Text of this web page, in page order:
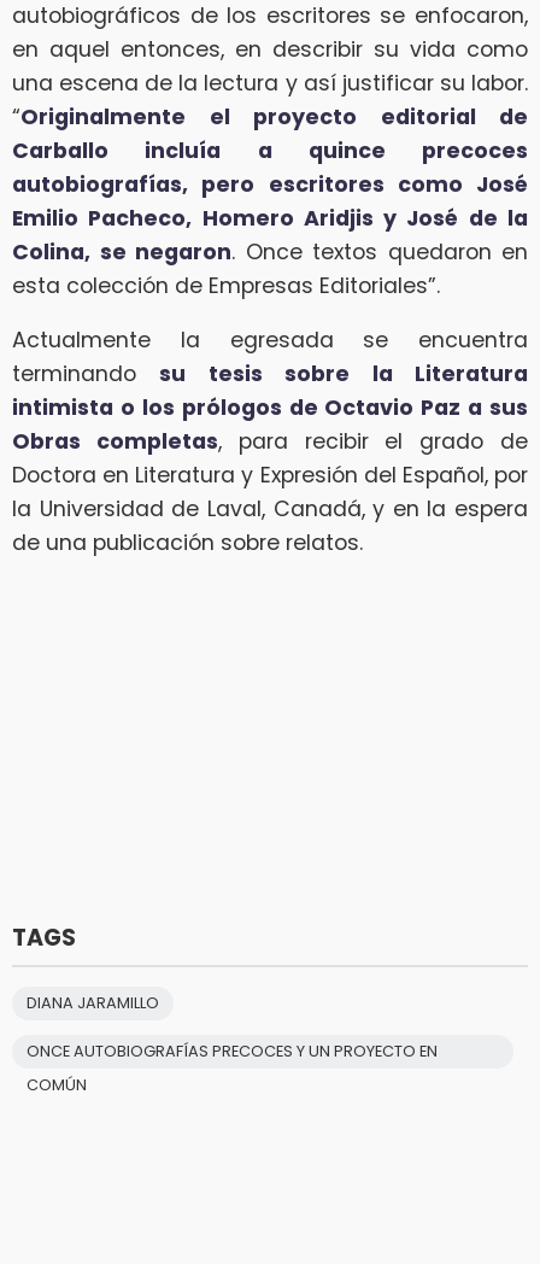
autobiográficos de los escritores se enfocaron,
en aquel entonces, en describir su vida como
una escena de la lectura y así justificar su labor.
“Originalmente el proyecto editorial de
Carballo incluía a quince precoces
autobiografías, pero escritores como José
Emilio Pacheco, Homero Aridjis y José de la
Colina, se negaron. Once textos quedaron en
esta colección de Empresas Editoriales”.
Actualmente la egresada se encuentra
terminandosu tesis sobre la Literatura
intimista o los prólogos de Octavio Paz a sus
Obras completas, para recibir el grado de
Doctora en Literatura y Expresión del Español, por
la Universidad de Laval, Canadá, y en la espera
de una publicación sobre relatos.
TAGS
DIANA JARAMILLO
ONCE AUTOBIOGRAFÍAS PRECOCES Y UN PROYECTO EN
COMÚN